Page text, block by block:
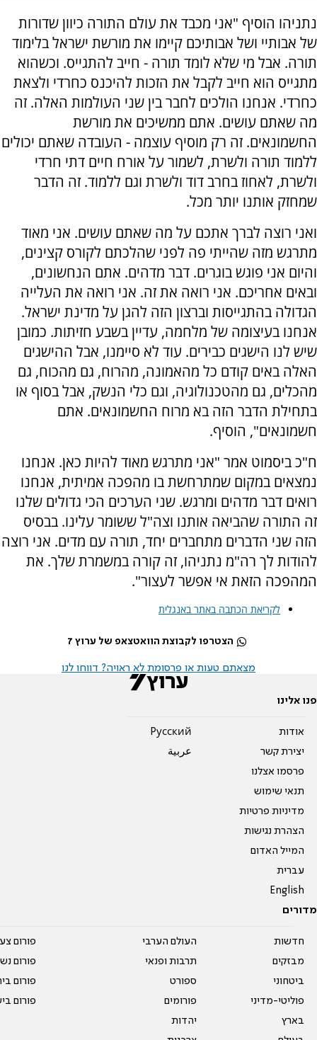
נתניהו הוסיף "אני מכבד את עולם התורה כיוון שדורות
של אבותיי ושל אבותיכם קיימו את מורשת ישראל בלימוד
תורה. אבל מי שלא לומד תורה - חייב להתגייס. וכשהוא
מתגייס הוא חייב לקבל את הזכות להיכנס כחרדי ולצאת
כחרדי. אנחנו הולכים לחבר בין שני העולמות האלה. זה
מה שאתם עושים. אתם ממשיכים את מורשת
החשמונאים. זה רק מוסיף עוצמה - העובדה שאתם יכולים
ללמוד תורה ולשרת, לשמור על אורח חיים דתי חרדי
ולשרת, לאחוז בחרב דוד ולשרת וגם ללמוד. זה הדבר
שמחזק אותנו יותר מכל.
ואני רוצה לברך אתכם על מה שאתם עושים. אני מאוד
מתרגש מזה שהייתי פה לפני שהלכתם לקורס קצינים,
והיום אני פוגש בוגרים. דבר מדהים. אתם הנחשונים,
ובאים אחריכם. אני רואה את זה. אני רואה את העלייה
הגדולה בהתגייסות וברצון הזה להגן על מדינת ישראל.
אנחנו בעיצומה של מלחמה, עדיין בשבע חזיתות. כמובן
שיש לנו הישגים כבירים. עוד לא סיימנו, אבל ההישגים
האלה באים קודם כל מהאמונה, מהרוח, גם מהכוח, גם
מהכלים, גם מהטכנולוגיה, וגם כלי הנשק, אבל בסוף או
בתחילת הדבר הזה בא מרוח החשמונאים. אתם
חשמונאים", הוסיף.
ח"כ ביסמוט אמר "אני מתרגש מאוד להיות כאן. אנחנו
נמצאים במקום שמתרחשת בו מהפכה אמיתית, אנחנו
רואים דבר מדהים ומרגש. שני הערכים הכי גדולים שלנו
זה התורה שהביאה אותנו וצה"ל ששומר עלינו. בבסיס
הזה שני הדברים מתחברים יחד, תורה עם מדים. אני רוצה
להודות לך רה"מ נתניהו, זה קורה במשמרת שלך. את
המהפכה הזאת אי אפשר לעצור".
לקריאת הכתבה באתר באנגלית
הצטרפו לקבוצת הוואטצאפ של ערוץ 7
מצאתם טעות או פרסומת לא ראויה? דווחו לנו
פנו אלינו
אודות
יצירת קשר
פרסמו אצלנו
תנאי שימוש
מדיניות פרטיות
הצהרת נגישות
המייל האדום
עברית
English
Pусский
عربية
מדורים
חדשות
מבזקים
ביטחוני
פוליטי-מדיני
בארץ
העולם הערבי
תרבות ופנאי
ספורט
פורומים
יהדות
פורום
פורום
פורום
פורום